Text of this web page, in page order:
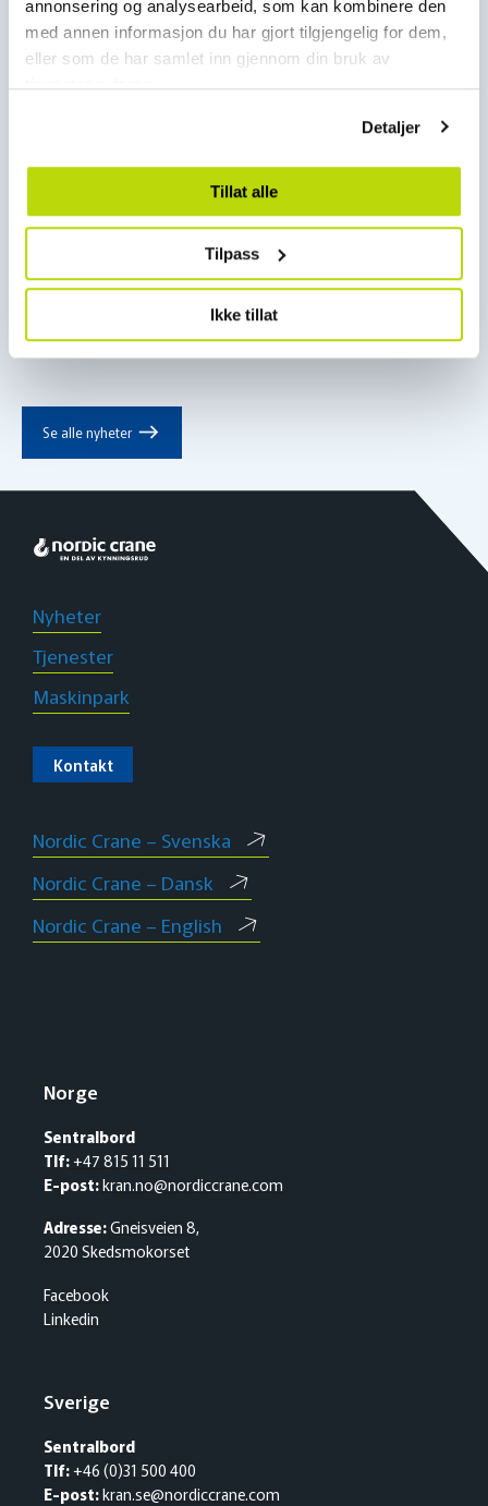
annonsering og analysearbeid, som kan kombinere den
med annen informasjon du har gjort tilgjengelig for dem,
eller som de har samlet inn gjennom din bruk av
tjenestene deres.
Detaljer
Tillat alle
Tilpass
Ikke tillat
Kompleks jobb i Lysekil
Se alle nyheter east
Nyheter
Tjenester
Maskinpark
Kontakt
Nordic Crane – Svenska
Nordic Crane – Dansk
Nordic Crane – English
Norge
Sentralbord
Tlf:+47 815 11 511
E-post:kran.no@nordiccrane.com
Adresse:Gneisveien 8,
2020 Skedsmokorset
Facebook
Linkedin
Sverige
Sentralbord
Tlf:+46 (0)31 500 400
E-post:kran.se@nordiccrane.com